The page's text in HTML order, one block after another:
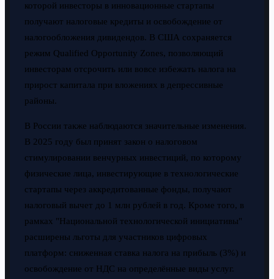
которой инвесторы в инновационные стартапы
получают налоговые кредиты и освобождение от
налогообложения дивидендов. В США сохраняется
режим Qualified Opportunity Zones, позволяющий
инвесторам отсрочить или вовсе избежать налога на
прирост капитала при вложениях в депрессивные
районы.
В России также наблюдаются значительные изменения.
В 2025 году был принят закон о налоговом
стимулировании венчурных инвестиций, по которому
физические лица, инвестирующие в технологические
стартапы через аккредитованные фонды, получают
налоговый вычет до 1 млн рублей в год. Кроме того, в
рамках "Национальной технологической инициативы"
расширены льготы для участников цифровых
платформ: сниженная ставка налога на прибыль (3%) и
освобождение от НДС на определённые виды услуг.